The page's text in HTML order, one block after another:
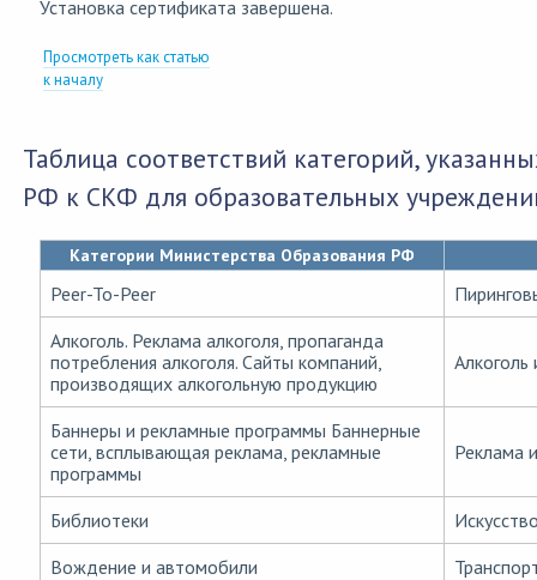
Установка сертификата завершена.
Просмотреть как статью
к началу
Таблица соответствий категорий,
РФ к СКФ для образовательных
Категории Министерства Образования РФ
Peer-To-Peer
Алкоголь. Реклама алкоголя, пропаганда
потребления алкоголя. Сайты компаний,
производящих алкогольную продукцию
Алкоголь
Баннеры и рекламные программы Баннерные
сети, всплывающая реклама, рекламные
программы
Реклама
Библиотеки
Вождение и автомобили